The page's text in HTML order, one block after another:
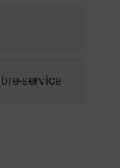
service